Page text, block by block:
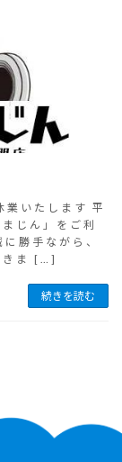
いたします 平
じん」をご利
勝手ながら、
きま […]
続きを読む